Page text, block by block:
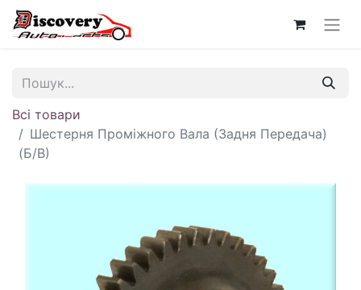
Всі товари
Шестерня Проміжного Вала (Задня Передача)
(Б/В)